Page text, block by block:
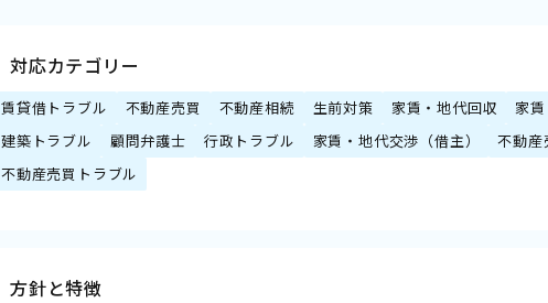
対応カテゴリー
賃貸借トラブル 不動産売買 不動産相続 生前対策 家賃・地代回収
家
建築トラブル
顧問弁護士 行政トラブル 家賃・地代交渉（借主）
不動産
不動産売買トラブル
方針と特徴